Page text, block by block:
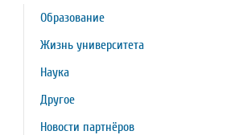
Образование
Жизнь университета
Наука
Другое
Новости партнёров